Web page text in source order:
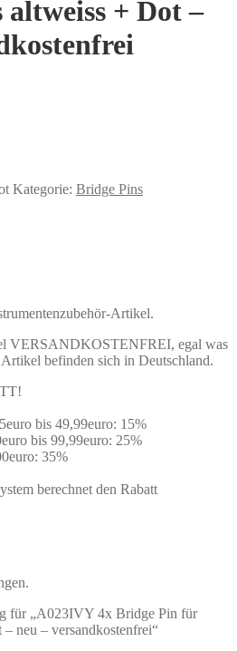
+ Dot –
Kategorie: Bridge Pins
Artikel.
VERSANDKOSTENFREI, egal was
befinden sich in Deutschland.
bis 49,99euro: 15%
bis 99,99euro: 25%
35%
berechnet den Rabatt
für „A023IVY 4x Bridge Pin für
neu – versandkostenfrei“